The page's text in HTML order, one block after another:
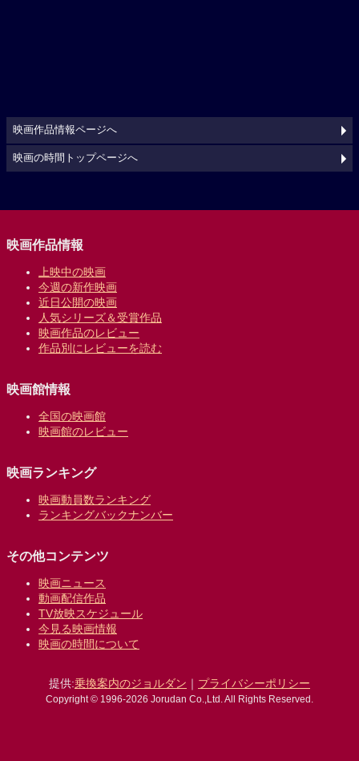
映画作品情報ページへ
映画の時間トップページへ
映画作品情報
上映中の映画
今週の新作映画
近日公開の映画
人気シリーズ＆受賞作品
映画作品のレビュー
作品別にレビューを読む
映画館情報
全国の映画館
映画館のレビュー
映画ランキング
映画動員数ランキング
ランキングバックナンバー
その他コンテンツ
映画ニュース
動画配信作品
TV放映スケジュール
今見る映画情報
映画の時間について
提供:乗換案内のジョルダン ｜ プライバシーポリシー
Copyright © 1996-2026 Jorudan Co.,Ltd. All Rights Reserved.